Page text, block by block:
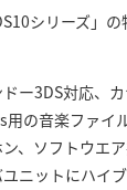
シリーズ」の
ー3DS対応、
用の音楽ファイ
、ソフトウエ
ユニットにハイ